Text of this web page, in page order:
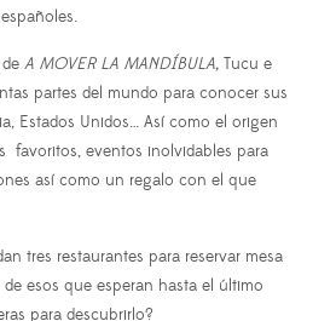
A MOVER LA MANDÍBULA, Tucu e
partes del mundo para conocer sus
Estados Unidos… Así como el origen
favoritos, eventos inolvidables para
así como un regalo con el que
tres restaurantes para reservar mesa
de esos que esperan hasta el último
para descubrirlo?